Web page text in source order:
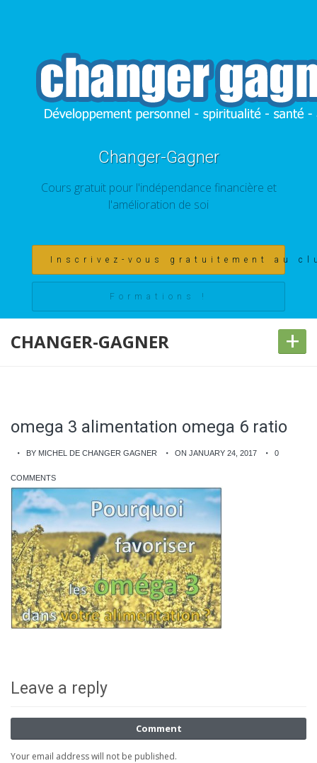
Changer-Gagner
Cours gratuit pour l'indépendance financière et
l'amélioration de soi
Inscrivez-vous gratuitement au
Formations !
CHANGER-GAGNER +
omega 3 alimentation omega 6 ratio
BY MICHEL DE CHANGER GAGNER ON JANUARY 24, 2017 0
COMMENTS
Leave a reply
Comment
Your email address will not be published.